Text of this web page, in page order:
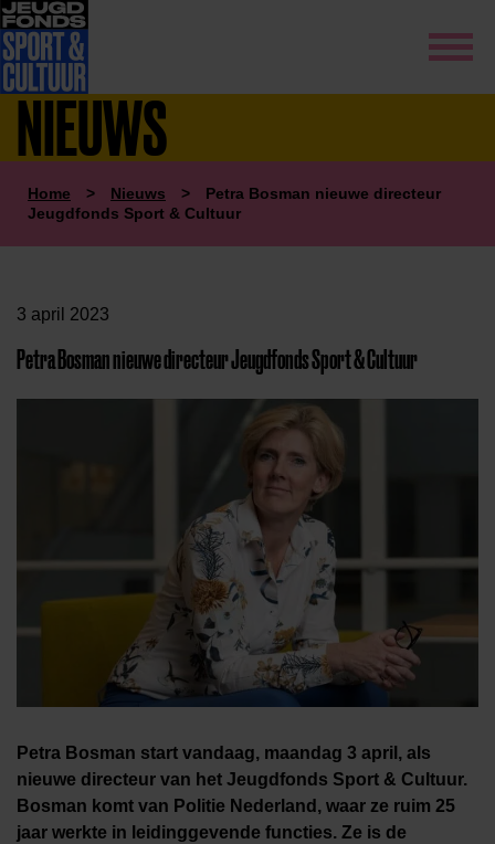
NIEUWS
Home > Nieuws >
Petra Bosman nieuwe directeur
Jeugdfonds Sport & Cultuur
3 april 2023
Petra Bosman nieuwe directeur Jeugdfonds Sport & Cultuur
Petra Bosman start vandaag, maandag 3 april, als
nieuwe directeur van het Jeugdfonds Sport & Cultuur.
Bosman komt van Politie Nederland, waar ze ruim 25
jaar werkte in leidinggevende functies. Ze is de